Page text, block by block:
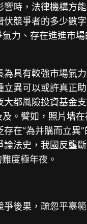
時，法律機構方
競爭者的多少數
力、存在進進市
具有較強市場氣
異可以或許真正
都風險投資基金
。譬如，照片墻
在“為并購而立異”
法史，我國反壟
度極年夜。
後果，疏忽平臺